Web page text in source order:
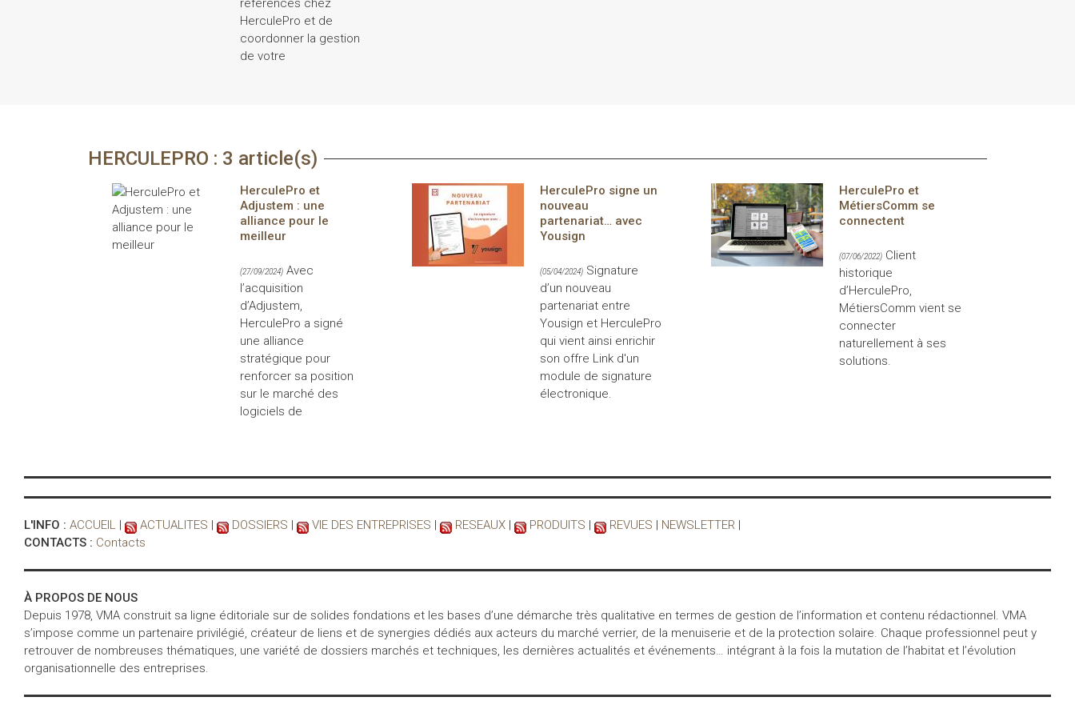
référencés chez
HerculePro et de
coordonner la gestion
de votre
HERCULEPRO : 3 article(s)
HerculePro et
Adjustem : une
alliance pour le
meilleur
(27/09/2024) Avec
l’acquisition
d’Adjustem,
HerculePro a signé
une alliance
stratégique pour
renforcer sa position
sur le marché des
logiciels de
HerculePro signe un
nouveau
partenariat… avec
Yousign
(05/04/2024)Signature
d’un nouveau
partenariat entre
Yousign et HerculePro
qui vient ainsi enrichir
son offre Link d'un
module de signature
électronique.
HerculePro et
MétiersComm se
connectent
(07/06/2022) Client
historique
d’HerculePro,
MétiersComm vient se
connecter
naturellement à ses
solutions.
L'INFO : ACCUEIL | ACTUALITES | DOSSIERS | VIE DES ENTREPRISES | RESEAUX | PRODUITS | REVUES | NEWSLETTER |
CONTACTS : Contacts
À PROPOS DE NOUS
Depuis 1978, VMA construit sa ligne éditoriale sur de solides fondations et les bases d’une démarche très qualitative en termes de gestion de l’information et contenu rédactionnel. VMA
s’impose comme un partenaire privilégié, créateur de liens et de synergies dédiés aux acteurs du marché verrier, de la menuiserie et de la protection solaire. Chaque professionnel peut y
retrouver de nombreuses thématiques, une variété de dossiers marchés et techniques, les dernières actualités et événements… intégrant à la fois la mutation de l’habitat et l’évolution
organisationnelle des entreprises.